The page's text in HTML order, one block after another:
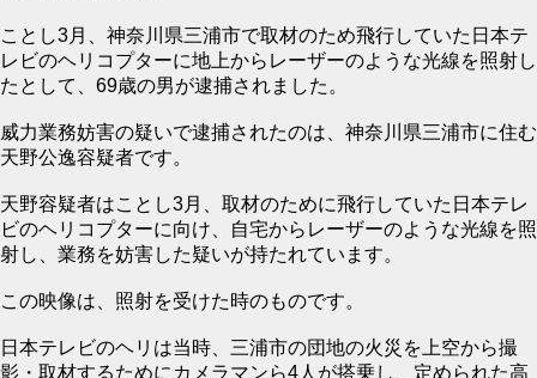
ことし3月、神奈川県三浦市で取材のため飛行していた日本テ
レビのヘリコプターに地上からレーザーのような光線を照射し
たとして、69歳の男が逮捕されました。
威力業務妨害の疑いで逮捕されたのは、神奈川県三浦市に住む
天野公逸容疑者です。
天野容疑者はことし3月、取材のために飛行していた日本テレ
ビのヘリコプターに向け、自宅からレーザーのような光線を照
射し、業務を妨害した疑いが持たれています。
この映像は、照射を受けた時のものです。
日本テレビのヘリは当時、三浦市の団地の火災を上空から撮
影・取材するためにカメラマンら4人が搭乗し、定められた高